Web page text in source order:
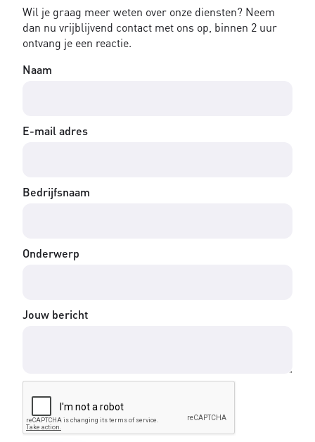
Wil je graag meer weten over onze diensten? Neem
dan nu vrijblijvend contact met ons op, binnen 2 uur
ontvang je een reactie.
Naam
E-mail adres
Bedrijfsnaam
Onderwerp
Jouw bericht